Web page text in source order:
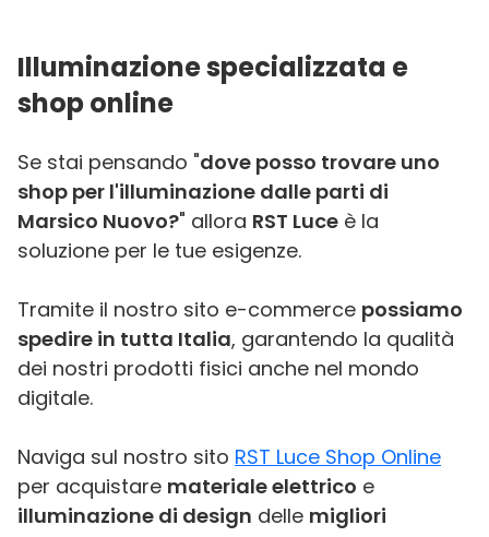
Illuminazione specializzata e
shop online
Se stai pensando "dove posso trovare uno
shop per l'illuminazione dalle parti di
Marsico Nuovo?" allora RST Luce è la
soluzione per le tue esigenze.
Tramite il nostro sito e-commerce possiamo
spedire in tutta Italia, garantendo la qualità
dei nostri prodotti fisici anche nel mondo
digitale.
Naviga sul nostro sito RST Luce Shop Online
per acquistare materiale elettrico e
illuminazione di design delle migliori